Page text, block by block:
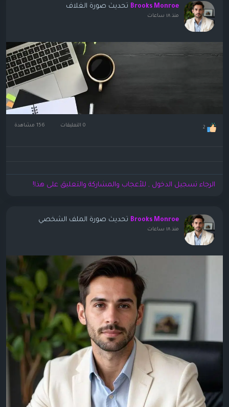
Brooks Monroe تحديث صورة الغلاف
منذ ١٨ ساعات
2 0 التعليقات
الرجاء تسجيل الدخول , للأعجاب والمشاركة والتعليق على هذا!
Brooks Monroe تحديث صورة الملف الشخصي
منذ ١٨ ساعات